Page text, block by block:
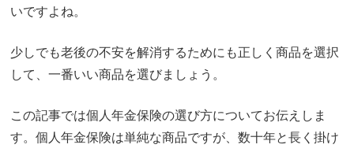
いですよね。
少しでも老後の不安を解消するためにも正しく商品を選択
して、一番いい商品を選びましょう。
この記事では個人年金保険の選び方についてお伝えしま
す。個人年金保険は単純な商品ですが、数十年と長く掛け